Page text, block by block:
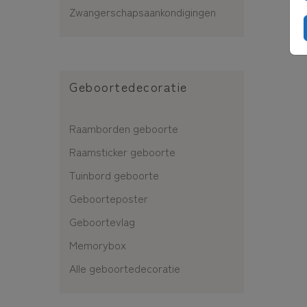
Zwangerschapsaankondigingen
Geboortedecoratie
Raamborden geboorte
Raamsticker geboorte
Tuinbord geboorte
Geboorteposter
Geboortevlag
Memorybox
Alle geboortedecoratie